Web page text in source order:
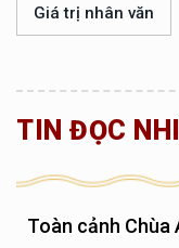
Giá trị nhân văn
TIN ĐỌC
Toàn cảnh Chùa